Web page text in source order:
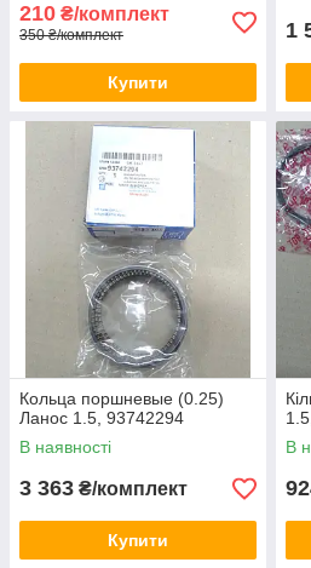
210 ₴/комплект
350 ₴/комплект
Купити
1
Кольца поршневые (0.25)
Ланос 1.5, 93742294
В наявності
3 363 ₴/комплект
Купити
В